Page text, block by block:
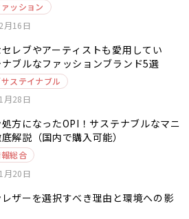
ッション
月16日
レブやアーティストも愛用してい
ブルなファッションブランド5選
ステイナブル
月28日
方になったOPI！サステナブルなマニ
解説（国内で購入可能）
総合
月20日
ザーを選択すべき理由と環境への影